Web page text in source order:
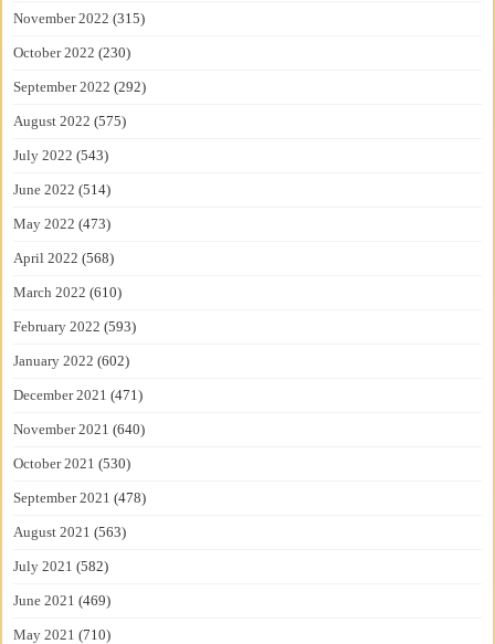
November 2022 (315)
October 2022 (230)
September 2022 (292)
August 2022 (575)
July 2022 (543)
June 2022 (514)
May 2022 (473)
April 2022 (568)
March 2022 (610)
February 2022 (593)
January 2022 (602)
December 2021 (471)
November 2021 (640)
October 2021 (530)
September 2021 (478)
August 2021 (563)
July 2021 (582)
June 2021 (469)
May 2021 (710)